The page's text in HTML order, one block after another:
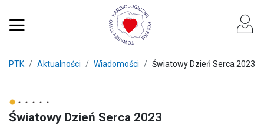
PTK Aktualności Wiadomości Światowy Dzień Serca 2023
Światowy Dzień Serca 2023